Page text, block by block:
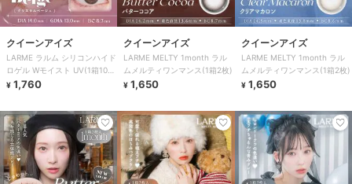
クイーンアイズ
LARME ラルム シリコンハイド
ロゲル Wモイスト UV(1箱10
枚)
¥ 1,760
クイーンアイズ
LARME MELTY 1month ラル
ムメルティワンマンス(1箱2枚)
¥ 1,650
クイーンアイズ
LARME MELTY 1month ラル
ムメルティワンマンス(1箱2枚)
¥ 1,650